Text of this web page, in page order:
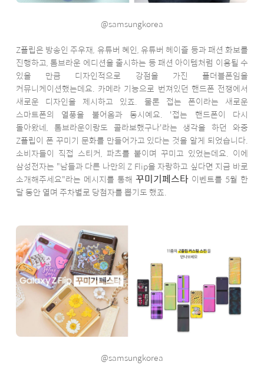
@samsungkorea
Z플립은 방송인 주우재, 유튜버 혜인, 유튜버 헤이즐 등과 패션 화보를
진행하고, 톰브라운 에디션을 출시하는 등 패션 아이템처럼 이용될 수
있을 만큼 디자인적으로 강점을 가진 폴더블폰임을
커뮤니케이션했는데요. 카메라 기능으로 번져있던 핸드폰 전쟁에서
새로운 디자인을 제시하고 있죠. 물론 접는 폰이라는 새로운
스마트폰의 열풍을 불어옴과 동시예요. '접는 핸드폰이 다시
돌아왔네, 톰브라운이랑도 콜라보했구나'라는 생각을 하던 와중
Z플립이 폰 꾸미기 문화를 만들어가고 있다는 것을 알게 되었습니다.
소비자들이 직접 스티커, 파츠를 붙이며 꾸미고 있었는데요. 이에
삼성전자는 "남들과 다른 나만의 Z Flip을 자랑하고 싶다면 지금 바로
소개해주세요"라는 메시지를 통해 꾸미기페스타 이벤트를 5월 한
달 동안 열며 주차별로 당첨자를 뽑기도 했죠.
@samsungkorea